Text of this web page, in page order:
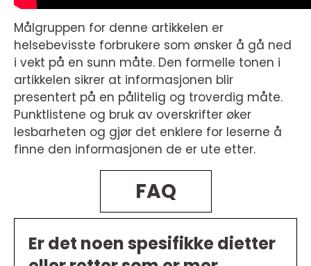
Målgruppen for denne artikkelen er
helsebevisste forbrukere som ønsker å gå ned
i vekt på en sunn måte. Den formelle tonen i
artikkelen sikrer at informasjonen blir
presentert på en pålitelig og troverdig måte.
Punktlistene og bruk av overskrifter øker
lesbarheten og gjør det enklere for leserne å
finne den informasjonen de er ute etter.
FAQ
Er det noen spesifikke dietter